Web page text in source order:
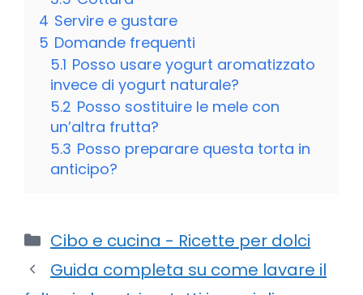
4 Servire e gustare
5 Domande frequenti
5.1 Posso usare yogurt aromatizzato
invece di yogurt naturale?
5.2 Posso sostituire le mele con
un’altra frutta?
5.3 Posso preparare questa torta in
anticipo?
Categorie
Cibo e cucina - Ricette per dolci
Guida completa su come lavare il